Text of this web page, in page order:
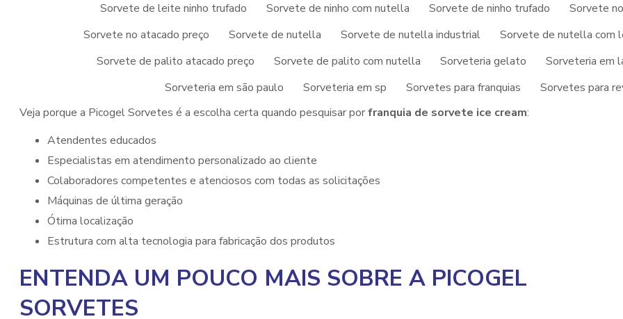
Sorvete de leite ninho trufado
Sorvete de ninho com nutella Sorvete de ninho trufado Sorvete
Sorvete no atacado preço
Sorvete de nutella Sorvete de nutella industrial Sorvete de nutella com
Sorvete de palito atacado preço
Sorvete de palito com nutella Sorveteria gelato Sorveteria em
Sorveteria em são paulo
Sorveteria em sp Sorvetes para franquias Sorvetes para
esperam seu contato para melhor atendê-lo.
PICOGEL SORVETES, LÍDER NO MERCADO PARA
FRANQUIA DE SORVETE ICE CREAM
Veja porque a Picogel Sorvetes é a escolha certa quando pesquisar porfranquia de sorvete ice cream:
atendentes educados
especialistas em atendimento personalizado ao cliente
colaboradores competentes e atenciosos com todas as solicitações
máquinas de última geração
ótima localização
estrutura com alta tecnologia para fabricação dos produtos
ENTENDA UM POUCO MAIS SOBRE A PICOGEL
SORVETES